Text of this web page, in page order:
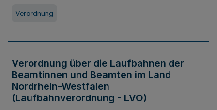
Verordnung
Verordnung über die Laufbahnen der
Beamtinnen und Beamten im Land
Nordrhein-Westfalen
(Laufbahnverordnung - LVO)